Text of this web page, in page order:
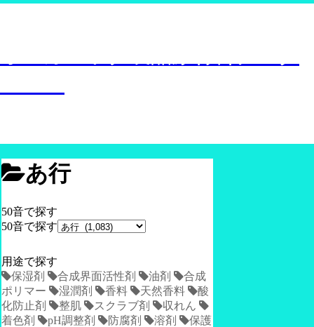
あ行
50音で探す
50音で探す
用途で探す
保湿剤
合成界面活性剤 油剤
合成
ポリマー
湿潤剤 香料 天然香料
酸
化防止剤
整肌 スクラブ剤
収れん
着色剤
pH調整剤 防腐剤 溶剤
保護